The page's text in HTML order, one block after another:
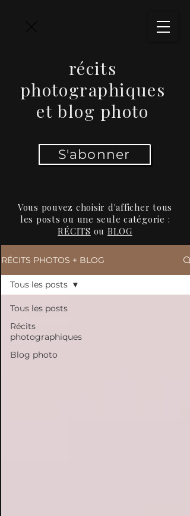
récits
photographiques
et blog photo
S'abonner
Vous pouvez choisir d'afficher tous
les posts ou une seule catégorie :
RÉCITS ou BLOG
RÉCITS PHOTOS + BLOG
Tous les posts
Récits
photographiques
Blog photo
Tous les posts